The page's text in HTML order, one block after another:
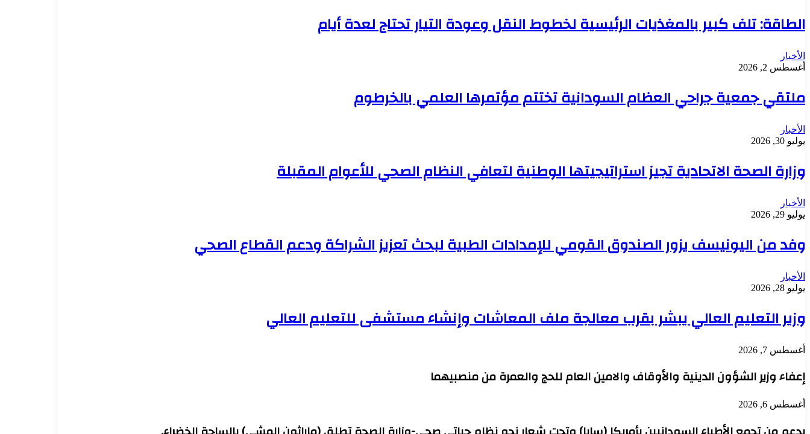
الطاقة: تلف كبير بالمغذيات الرئيسية لخطوط النقل وعودة التيار تحتاج لعدة أيام
الأخبار
أغسطس 2, 2026
ملتقي جمعية جراحي العظام السودانية تختتم مؤتمرها العلمي بالخرطوم
الأخبار
يوليو 30, 2026
وزارة الصحة الاتحادية تجيز استراتيجيتها الوطنية لتعافي النظام الصحي للأعوام المقبلة
الأخبار
يوليو 29, 2026
وفد من اليونيسف يزور الصندوق القومي للإمدادات الطبية لبحث تعزيز الشراكة ودعم القطاع الصحي
الأخبار
يوليو 28, 2026
وزير التعليم العالي يبشر بقرب معالجة ملف المعاشات وإنشاء مستشفى للتعليم العالي
أغسطس 7, 2026
إعفاء وزير الشؤون الدينية والأوقاف والامين العام للحج والعمرة من منصبيهما
أغسطس 6, 2026